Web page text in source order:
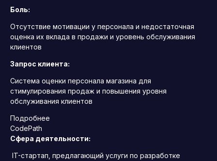
Боль:
Отсутствие мотивации у персонала и недостаточная
оценка их вклада в продажи и уровень обслуживания
клиентов
Запрос клиента:
Система оценки персонала магазина для
стимулирования продаж и повышения уровня
обслуживания клиентов
Подробнее
CodePath
Сфера деятельности:
IT-стартап, предлагающий услуги по разработке